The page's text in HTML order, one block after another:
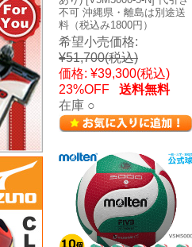
不可 沖縄県・離島は別途送
料（税込み1800円）
希望小売価格:
¥51,700(税込)
価格: ¥39,300(税込)
23%OFF
送料無料
在庫 ○